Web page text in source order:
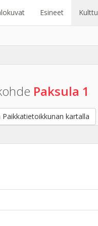
Esineet
Paksula 1
Paikkatietoikkunan kartalla